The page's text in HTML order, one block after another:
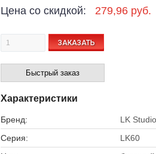
Цена со скидкой: 279,96 руб.
ЗАКАЗАТЬ
Быстрый заказ
Характеристики
Бренд:
LK Studio
Серия:
LK60